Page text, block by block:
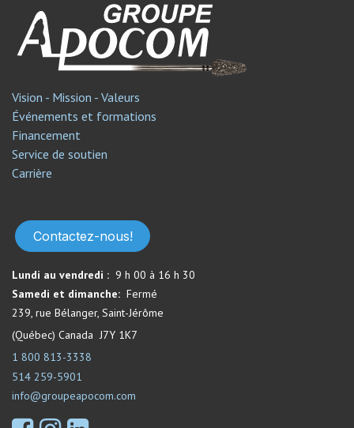
Vision - Mission - Valeurs
Événements et formations
Financement
Service de soutien​
Carrière
Contactez-nous!
Lundi au vendredi : 9 h 00 à 16 h 30
Samedi et dimanche: Fermé​
239, rue Bélanger, Saint-Jérôme
(Québec) Canada J7Y 1K7
1 800 813-3338
514 259-5901
info@groupeapocom.com